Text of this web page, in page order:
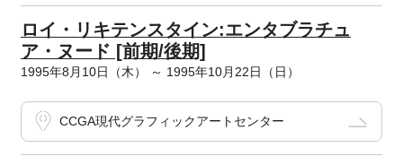
ロイ・リキテンスタイン:エンタブラチュ
ア・ヌード [前期/後期]
1995年8月10日（木） ～ 1995年10月22日（日）
CCGA現代グラフィックアートセンター